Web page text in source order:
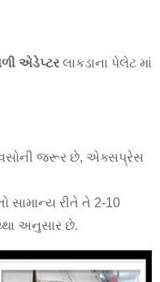
એડેપ્ટરલાકડાના પેલેટ માં
જરૂર છે, એક્સપ્રેસ
સામાન્ય રીતે તે 2-10
અનુસાર છે.